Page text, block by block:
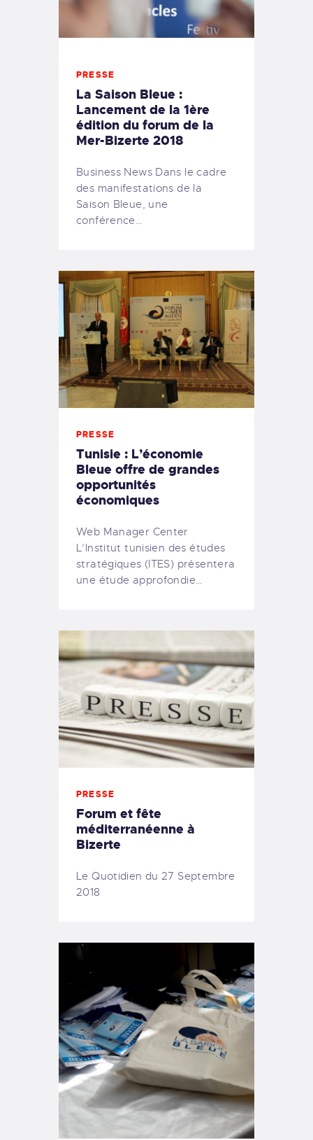
PRESSE
La Saison Bleue :
Lancement de la 1ère
édition du forum de la
Mer-Bizerte 2018
Business News Dans le cadre
des manifestations de la
Saison Bleue, une
conférence…
PRESSE
Tunisie : L’économie
Bleue offre de grandes
opportunités
économiques
Web Manager Center
L’Institut tunisien des études
stratégiques (ITES) présentera
une étude approfondie…
PRESSE
Forum et fête
méditerranéenne à
Bizerte
Le Quotidien du 27 Septembre
2018